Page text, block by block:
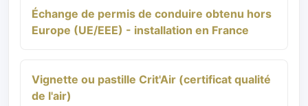
Échange de permis de conduire obtenu hors
Europe (UE/EEE) - installation en France
Vignette ou pastille Crit'Air (certificat qualité
de l'air)